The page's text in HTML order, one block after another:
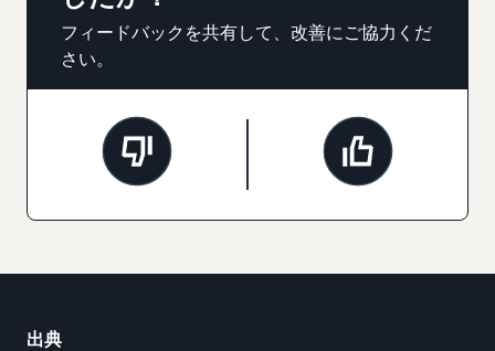
フィードバックを共有して、改善にご協力くだ
さい。
出典